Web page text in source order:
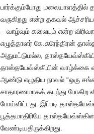
பார்க்கும்போது மலையாளத்தில்
வருகிறது என்ற தகவல்
– வாழ்வும் கலையும் என்ற
எழுத்தாளர் கே.சுரேந்திரன்
அதுமட்டுமல்ல,
தாஸ்தயேவ்ஸ்கியின் வாழ்க்கை
ஆண்டு எழுதிய நாவல் “ஒரு
சாதாரணமாகக் கடந்து போகிற
போய்விட்டது. இப்படி
பூத்தமாதிரியே
வேண்டியதிருக்கிறது.